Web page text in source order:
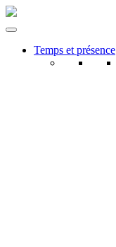
Temps et présence